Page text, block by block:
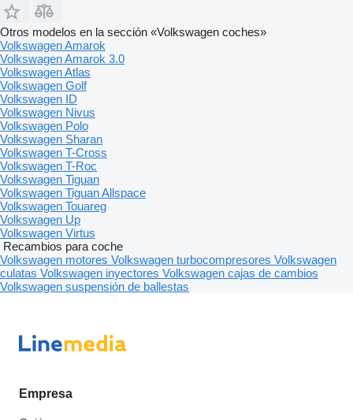
Otros modelos en la sección «Volkswagen coches»
Volkswagen Amarok
Volkswagen Amarok 3.0
Volkswagen Atlas
Volkswagen Golf
Volkswagen ID
Volkswagen Nivus
Volkswagen Polo
Volkswagen Sharan
Volkswagen T-Cross
Volkswagen T-Roc
Volkswagen Tiguan
Volkswagen Tiguan Allspace
Volkswagen Touareg
Volkswagen Up
Volkswagen Virtus
Recambios para coche
Volkswagen motores Volkswagen turbocompresores Volkswagen
culatas Volkswagen inyectores Volkswagen cajas de cambios
Volkswagen suspensión de ballestas
Empresa